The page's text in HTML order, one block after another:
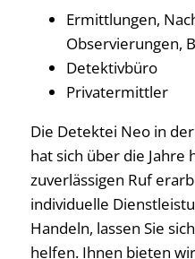
Ermittlungen,
Observierungen,
Detektivbüro
Privatermittler
Die Detektei Neo in
hat sich über die Jahre
zuverlässigen Ruf
individuelle
Handeln, lassen Sie
helfen. Ihnen bieten